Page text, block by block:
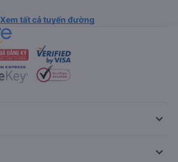
Xem tất cả tuyến đường
keyboard_arrow_down
keyboard_arrow_down